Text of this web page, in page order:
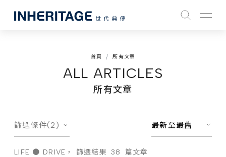
首頁 所有文章
ALL ARTICLES
所有文章
篩選條件(2) 最新至最舊
LIFE ● DRIVE， 篩選結果 38 篇文章